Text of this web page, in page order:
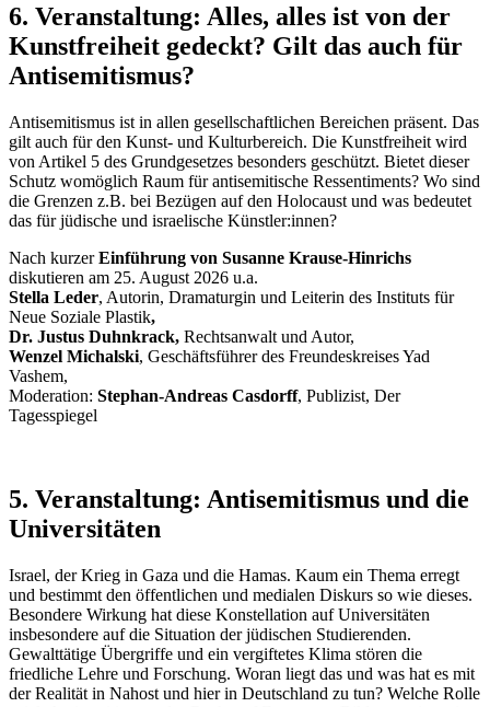
6. Veranstaltung: Alles, alles ist von der
Kunstfreiheit gedeckt? Gilt das auch für
Antisemitismus?
Antisemitismus ist in allen gesellschaftlichen Bereichen präsent. Das
gilt auch für den Kunst- und Kulturbereich. Die Kunstfreiheit wird
von Artikel 5 des Grundgesetzes besonders geschützt. Bietet dieser
Schutz womöglich Raum für antisemitische Ressentiments? Wo sind
die Grenzen z.B. bei Bezügen auf den Holocaust und was bedeutet
das für jüdische und israelische Künstler:innen?
Nach kurzerEinführung von Susanne Krause-Hinrichs
diskutieren am 25. August 2026 u.a.
Stella Leder, Autorin, Dramaturgin und Leiterin des Instituts für
Neue Soziale Plastik,
Dr. Justus Duhnkrack, Rechtsanwalt und Autor,
Wenzel Michalski, Geschäftsführer des Freundeskreises Yad
Vashem,
Moderation: Stephan-Andreas Casdorff, Publizist, Der
Tagesspiegel
5. Veranstaltung: Antisemitismus und die
Universitäten
Israel, der Krieg in Gaza und die Hamas. Kaum ein Thema erregt
und bestimmt den öffentlichen und medialen Diskurs so wie dieses.
Besondere Wirkung hat diese Konstellation auf Universitäten
insbesondere auf die Situation der jüdischen Studierenden.
Gewalttätige Übergriffe und ein vergiftetes Klima stören die
friedliche Lehre und Forschung. Woran liegt das und was hat es mit
der Realität in Nahost und hier in Deutschland zu tun? Welche Rolle